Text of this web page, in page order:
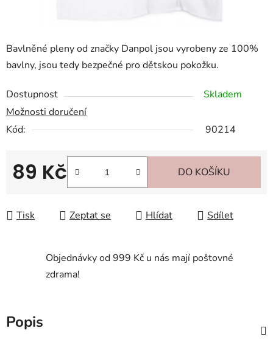
Bavlněné pleny od značky Danpol jsou vyrobeny ze 100%
bavlny, jsou tedy bezpečné pro dětskou pokožku.
Dostupnost
Skladem
Možnosti doručení
Kód:
90214
89 Kč DO KOŠÍKU
Tisk Zeptat se Hlídat Sdílet
Objednávky od 999 Kč u nás mají poštovné
zdrama!
Popis